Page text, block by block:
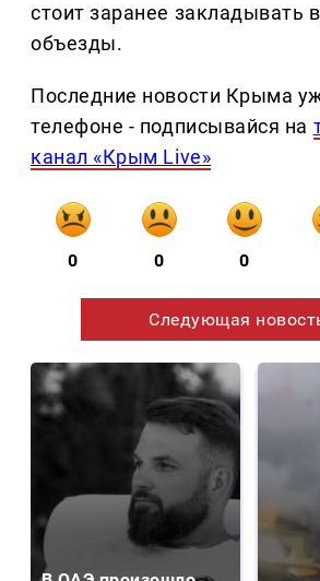
стоит заранее закладывать
объезды.
Последние новости Крыма
телефоне - подписывайся на
канал «Крым Live»
0 0 0
Следующая